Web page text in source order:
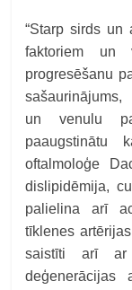
“Starp sirds un
faktoriem un
progresēšanu
sašaurinājums,
un venulu
paaugstinātu
oftalmoloģe
dislipidēmija,
palielina arī
tīklenes
saistīti arī ar
deģenerācijas